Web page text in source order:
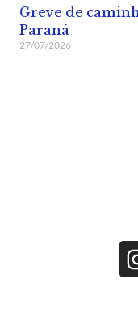
Greve de
Paraná
27/07/2026